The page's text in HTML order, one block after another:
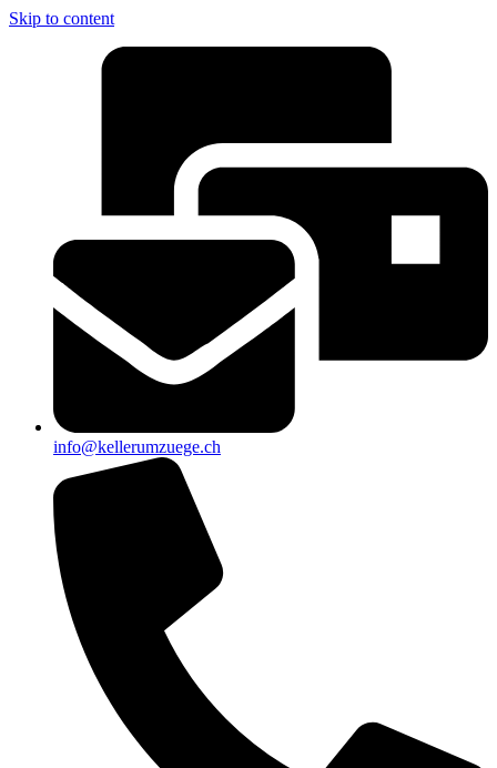
Skip to content
info@kellerumzuege.ch